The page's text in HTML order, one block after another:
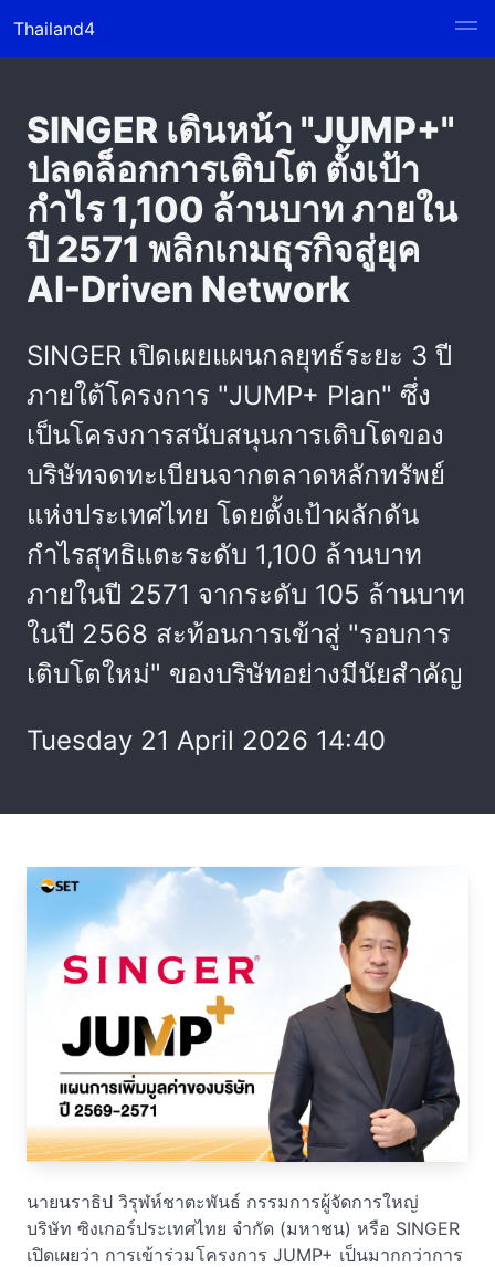
Thailand4
SINGER เดินหน้า "JUMP+"
ปลดล็อกการเติบโต ตั้งเป้า
กำไร 1,100 ล้านบาท ภายใน
ปี 2571 พลิกเกมธุรกิจสู่ยุค
AI-Driven Network
SINGER เปิดเผยแผนกลยุทธ์ระยะ 3 ปี
ภายใต้โครงการ "JUMP+ Plan" ซึ่ง
เป็นโครงการสนับสนุนการเติบโตของ
บริษัทจดทะเบียนจากตลาดหลักทรัพย์
แห่งประเทศไทย โดยตั้งเป้าผลักดัน
กำไรสุทธิแตะระดับ 1,100 ล้านบาท
ภายในปี 2571 จากระดับ 105 ล้านบาท
ในปี 2568 สะท้อนการเข้าสู่ "รอบการ
เติบโตใหม่" ของบริษัทอย่างมีนัยสำคัญ
Tuesday 21 April 2026 14:40
นายนราธิป วิรุฬห์ชาตะพันธ์ กรรมการผู้จัดการใหญ่
บริษัท ซิงเกอร์ประเทศไทย จำกัด (มหาชน) หรือ SINGER
เปิดเผยว่า การเข้าร่วมโครงการ JUMP+ เป็นมากกว่าการ